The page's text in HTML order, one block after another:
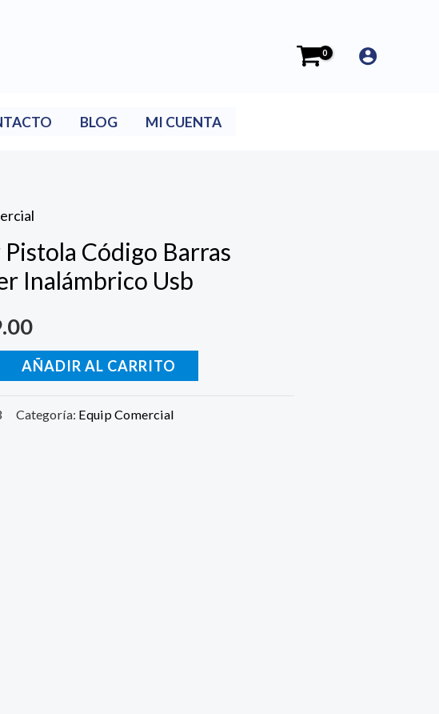
BLOG MI CUENTA
Código Barras
Inalámbrico Usb
AÑADIR AL CARRITO
Categoría: Equip Comercial